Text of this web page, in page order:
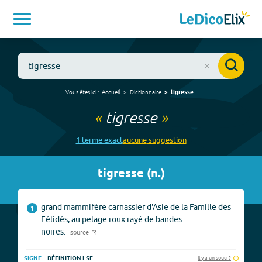
Vous êtes ici : Accueil Dictionnaire tigresse
« tigresse»
1 termeexactaucunesuggestion
tigresse (n.)
1
grand mammifère carnassier d'Asie de la Famille des
Félidés, au pelage roux rayé de bandes
noires.
source
SIGNE DÉFINITION LSF Il y a un souci ?